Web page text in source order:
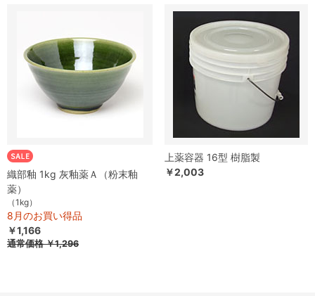
織部釉 1kg 灰釉薬Ａ（粉末釉
薬）
（1kg）
8月のお買い得品
￥1,166
通常価格￥1,296
上薬容器 16型 樹脂製
￥2,003